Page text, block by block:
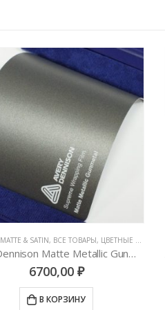
,ВСЕ ТОВАРЫ,ЦВЕТНЫЕ ВИНИЛОВЫЕ ПЛЕНКИ
Avery Dennison ColorFlow Urban Jungle Gloss (Silver/Green)
7200,00 ₽
В КОРЗИНУ